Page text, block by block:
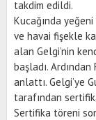
takdim edildi.
Kucağında
ve havai fişekle
alan Gelgi’nin
başladı.
anlattı. Gelgi’ye
tarafından
Sertifika töreni